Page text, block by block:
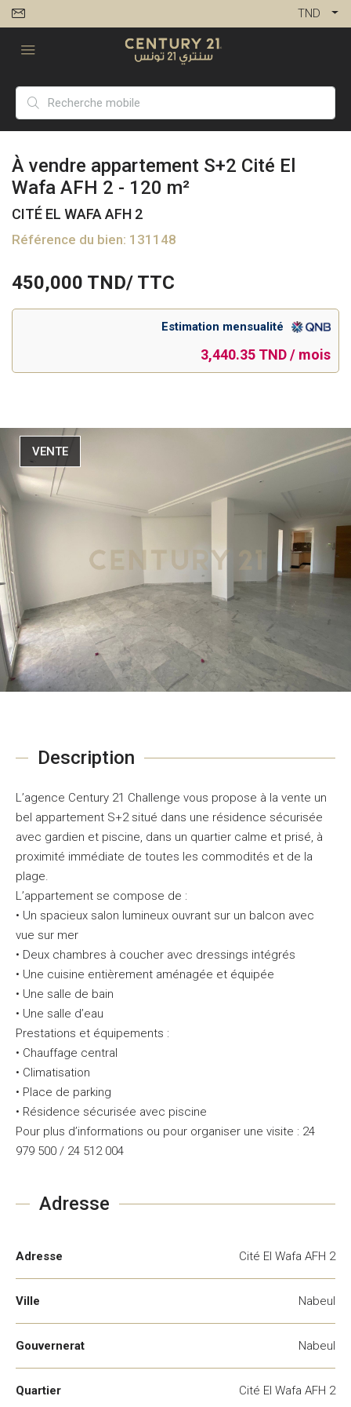
TND
À vendre appartement S+2 Cité El
Wafa AFH 2 - 120 m²
CITÉ EL WAFA AFH 2
Référence du bien: 131148
450,000 TND/ TTC
Estimation mensualité
3,440.35 TND / mois
VENTE
Description
L’agence Century 21 Challenge vous propose à la vente un
bel appartement S+2 situé dans une résidence sécurisée
avec gardien et piscine, dans un quartier calme et prisé, à
proximité immédiate de toutes les commodités et de la
plage.
L’appartement se compose de :
• Un spacieux salon lumineux ouvrant sur un balcon avec
vue sur mer
• Deux chambres à coucher avec dressings intégrés
• Une cuisine entièrement aménagée et équipée
• Une salle de bain
• Une salle d’eau
Prestations et équipements :
• Chauffage central
• Climatisation
• Place de parking
• Résidence sécurisée avec piscine
Pour plus d’informations ou pour organiser une visite : 24
979 500 / 24 512 004
Adresse
Adresse Cité El Wafa AFH 2
Ville Nabeul
Gouvernerat Nabeul
Quartier Cité El Wafa AFH 2